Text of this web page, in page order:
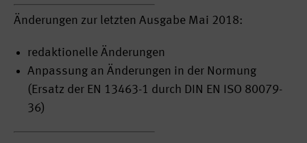
Änderungen zur letzten Ausgabe Mai 2018:
redaktionelle Änderungen
Anpassung an Änderungen in der Normung
(Ersatz der EN 13463-1 durch DIN EN ISO 80079-
36)